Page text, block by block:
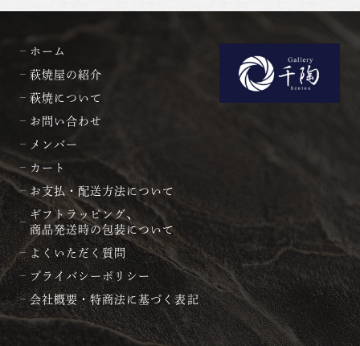
ホーム
萩焼屋の紹介
萩焼について
お問い合わせ
メンバー
カート
お支払・配送方法について
ギフトラッピング、
商品発送時の包装について
よくいただく質問
プライバシーポリシー
会社概要・特商法に基づく表記